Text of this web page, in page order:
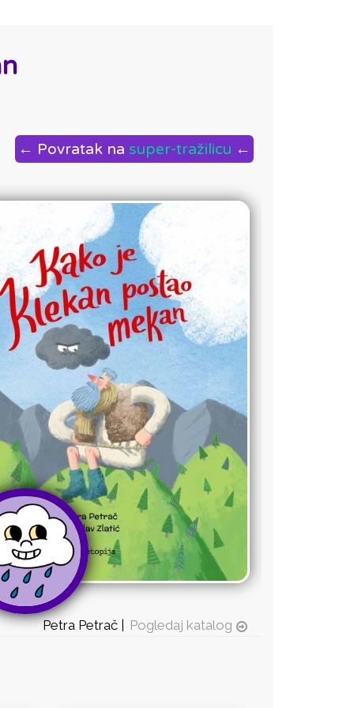
← Povratak na super-tražilicu ←
Petra Petrač | Pogledaj katalog